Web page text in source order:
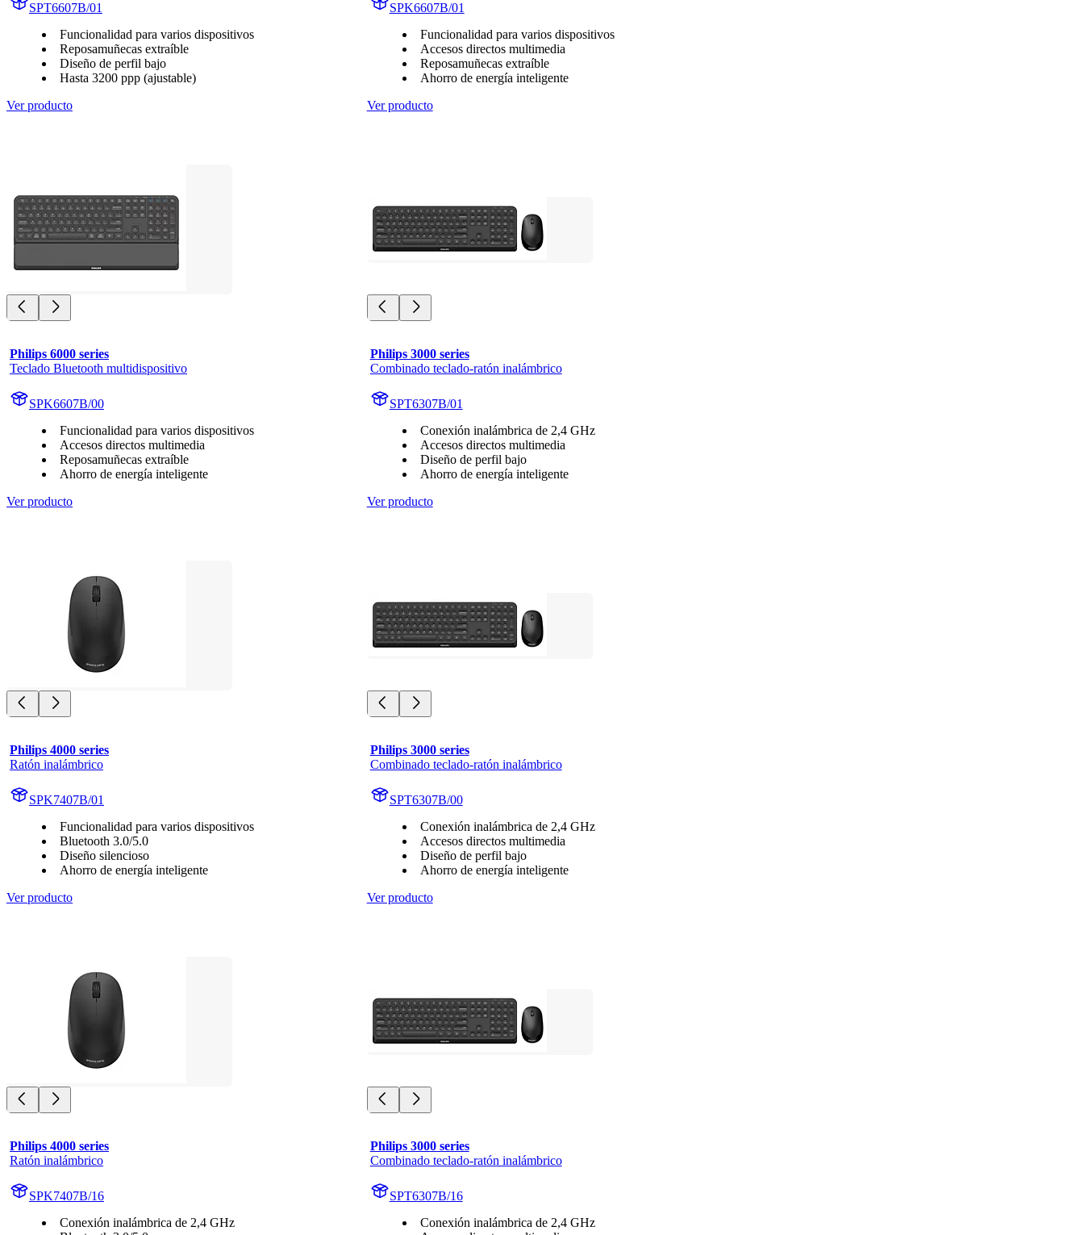
SPT6607B/01
Funcionalidad para varios dispositivos
Reposamuñecas extraíble
Diseño de perfil bajo
Hasta 3200 ppp (ajustable)
Ver producto
SPK6607B/01
Funcionalidad para varios dispositivos
Accesos directos multimedia
Reposamuñecas extraíble
Ahorro de energía inteligente
Ver producto
Philips 6000 series
Teclado Bluetooth multidispositivo
SPK6607B/00
Funcionalidad para varios dispositivos
Accesos directos multimedia
Reposamuñecas extraíble
Ahorro de energía inteligente
Ver producto
Philips 3000 series
Combinado teclado-ratón inalámbrico
SPT6307B/01
Conexión inalámbrica de 2,4 GHz
Accesos directos multimedia
Diseño de perfil bajo
Ahorro de energía inteligente
Ver producto
Philips 4000 series
Ratón inalámbrico
SPK7407B/01
Funcionalidad para varios dispositivos
Bluetooth 3.0/5.0
Diseño silencioso
Ahorro de energía inteligente
Ver producto
Philips 3000 series
Combinado teclado-ratón inalámbrico
SPT6307B/00
Conexión inalámbrica de 2,4 GHz
Accesos directos multimedia
Diseño de perfil bajo
Ahorro de energía inteligente
Ver producto
Philips 4000 series
Ratón inalámbrico
SPK7407B/16
Conexión inalámbrica de 2,4 GHz
Philips 3000 series
Combinado teclado-ratón inalámbrico
SPT6307B/16
Conexión inalámbrica de 2,4 GHz